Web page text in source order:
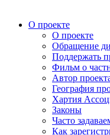
О проекте
О проекте
Обращение
Поддержать
Фильм о
Автор
География
Хартия
Законы
Часто
Как